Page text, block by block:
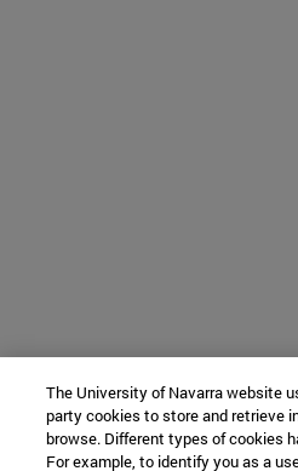
The University of Navarra website
party cookies to store and retrieve
browse. Different types of cookies
For example, to identify you as a